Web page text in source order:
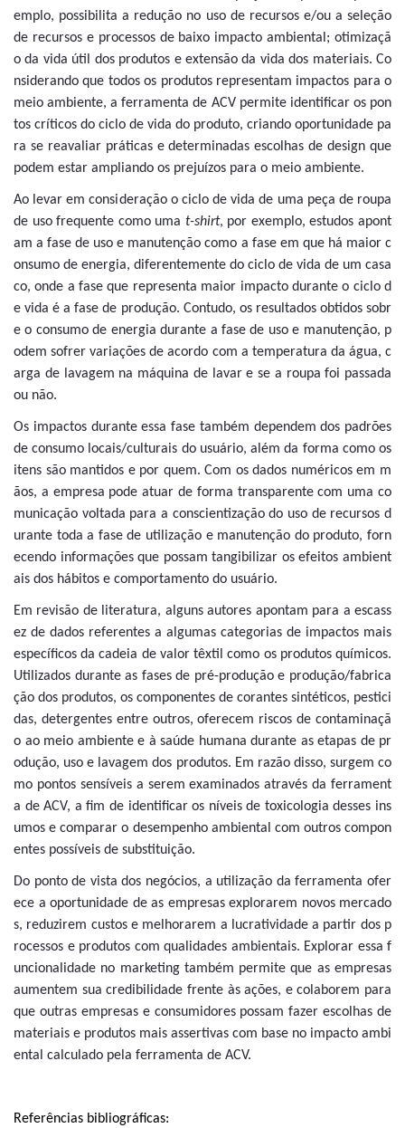
emplo, possibilita a redução no uso de recursos e/ou a seleção
de recursos e processos de baixo impacto ambiental; otimizaçã
o da vida útil dos produtos e extensão da vida dos materiais. Co
nsiderando que todos os produtos representam impactos para o
meio ambiente, a ferramenta de ACV permite identificar os pon
tos críticos do ciclo de vida do produto, criando oportunidade pa
ra se reavaliar práticas e determinadas escolhas de design que
podem estar ampliando os prejuízos para o meio ambiente.
Ao levar em consideração o ciclo de vida de uma peça de roupa
de uso frequente como uma t-shirt, por exemplo, estudos apont
am a fase de uso e manutenção como a fase em que há maior c
onsumo de energia, diferentemente do ciclo de vida de um casa
co, onde a fase que representa maior impacto durante o ciclo d
e vida é a fase de produção. Contudo, os resultados obtidos sobr
e o consumo de energia durante a fase de uso e manutenção, p
odem sofrer variações de acordo com a temperatura da água, c
arga de lavagem na máquina de lavar e se a roupa foi passada
ou não.
Os impactos durante essa fase também dependem dos padrões
de consumo locais/culturais do usuário, além da forma como os
itens são mantidos e por quem. Com os dados numéricos em m
ãos, a empresa pode atuar de forma transparente com uma co
municação voltada para a conscientização do uso de recursos d
urante toda a fase de utilização e manutenção do produto, forn
ecendo informações que possam tangibilizar os efeitos ambient
ais dos hábitos e comportamento do usuário.
Em revisão de literatura, alguns autores apontam para a escass
ez de dados referentes a algumas categorias de impactos mais
específicos da cadeia de valor têxtil como os produtos químicos.
Utilizados durante as fases de pré-produção e produção/fabrica
ção dos produtos, os componentes de corantes sintéticos, pestici
das, detergentes entre outros, oferecem riscos de contaminaçã
o ao meio ambiente e à saúde humana durante as etapas de pr
odução, uso e lavagem dos produtos. Em razão disso, surgem co
mo pontos sensíveis a serem examinados através da ferrament
a de ACV, a fim de identificar os níveis de toxicologia desses ins
umos ecomparar o desempenho ambiental com outros compon
entes possíveis de substituição.
Do ponto de vista dos negócios, a utilização da ferramenta ofer
ece a oportunidade de as empresas explorarem novos mercado
s, reduzirem custos e melhorarem a lucratividade a partir dos p
rocessos e produtos com qualidades ambientais. Explorar essa f
uncionalidade no marketing também permite que as empresas
aumentem sua credibilidade frente às ações, e colaborem para
que outras empresas e consumidores possam fazer escolhas de
materiais e produtos mais assertivas com base no impacto ambi
ental calculado pela ferramenta de ACV.
Referências bibliográficas: